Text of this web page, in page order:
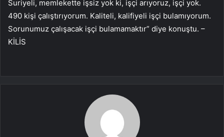
Suriyeli, memlekette işsiz yok ki, işçi arıyoruz, işçi yok.
490 kişi çalıştırıyorum. Kaliteli, kalifiyeli işçi bulamıyorum.
Sorunumuz çalışacak işçi bulamamaktır” diye konuştu. –
KİLİS